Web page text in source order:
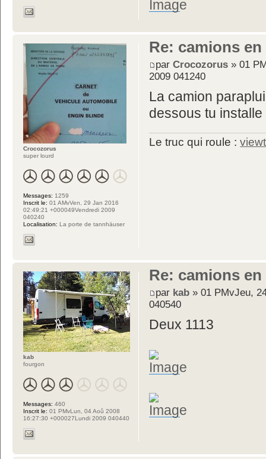
Re: camions
parCrocozorus » 01
2009 041240
La camion
dessous tu
Le truc qui roule :
Crocozorus
super lourd
Messages: 1259
Inscrit le: 01 AMvVen, 29 Jan 2016
02:49:21 +000049Vendredi 2009
040240
Localisation: La porte de tannhäuser
Re: camions
par kab » 01 PMvJeu,
040540
Deux 1113
kab
fourgon
Messages: 460
Inscrit le: 01 PMvLun, 04 Aoû 2008
16:27:30 +000027Lundi 2009 040440